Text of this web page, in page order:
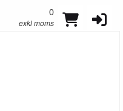
0
exkl moms